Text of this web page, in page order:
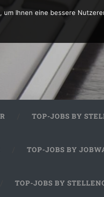
TOP-JOBS BY
TOP-JOBS BY
TOP-JOBS BY
um Ihnen eine bessere